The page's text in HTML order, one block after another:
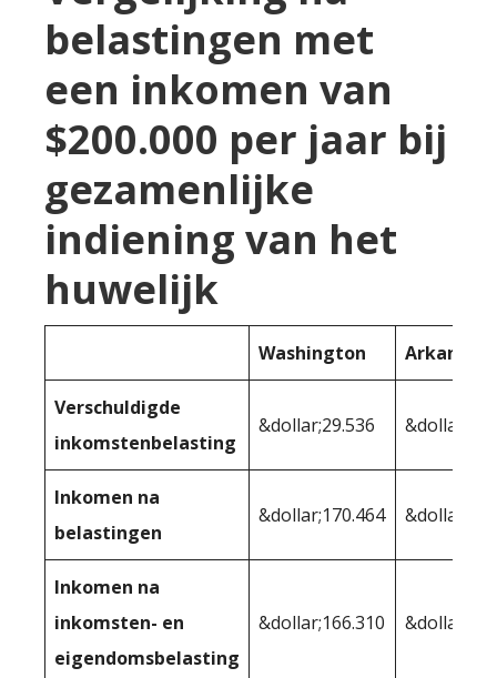
belastingen met
een inkomen van
$200.000 per jaar bij
gezamenlijke
indiening van het
huwelijk
Washington Arkansas
Verschuldigde
inkomstenbelasting
&dollar;29.536
Inkomen na
belastingen
&dollar;170.464
Inkomen na
inkomsten- en
eigendomsbelasting
&dollar;166.310